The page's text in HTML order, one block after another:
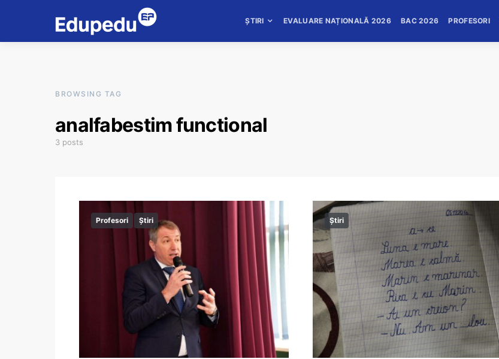
ȘTIRI EVALUARE NAȚIONALĂ 2026 BAC 2026 PROFESORI
BROWSING TAG
analfabestim functional
3 posts
Profesori Știri Știri